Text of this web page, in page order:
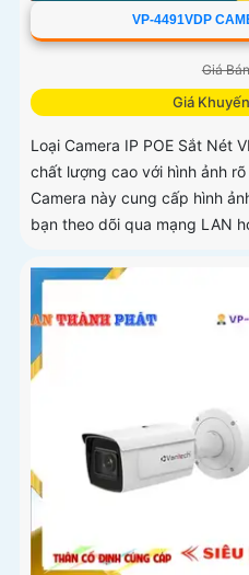
VP-4491VDP
Giá
Giá
Loại Camera IP POE Sắt Nét
chất lượng cao với hình ảnh
Camera này cung cấp hình
bạn theo dõi qua mạng LAN